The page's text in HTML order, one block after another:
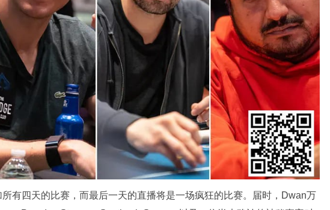
有四天的比赛，而最后一天的直播将是一场疯狂的比赛。届时，Dwan万